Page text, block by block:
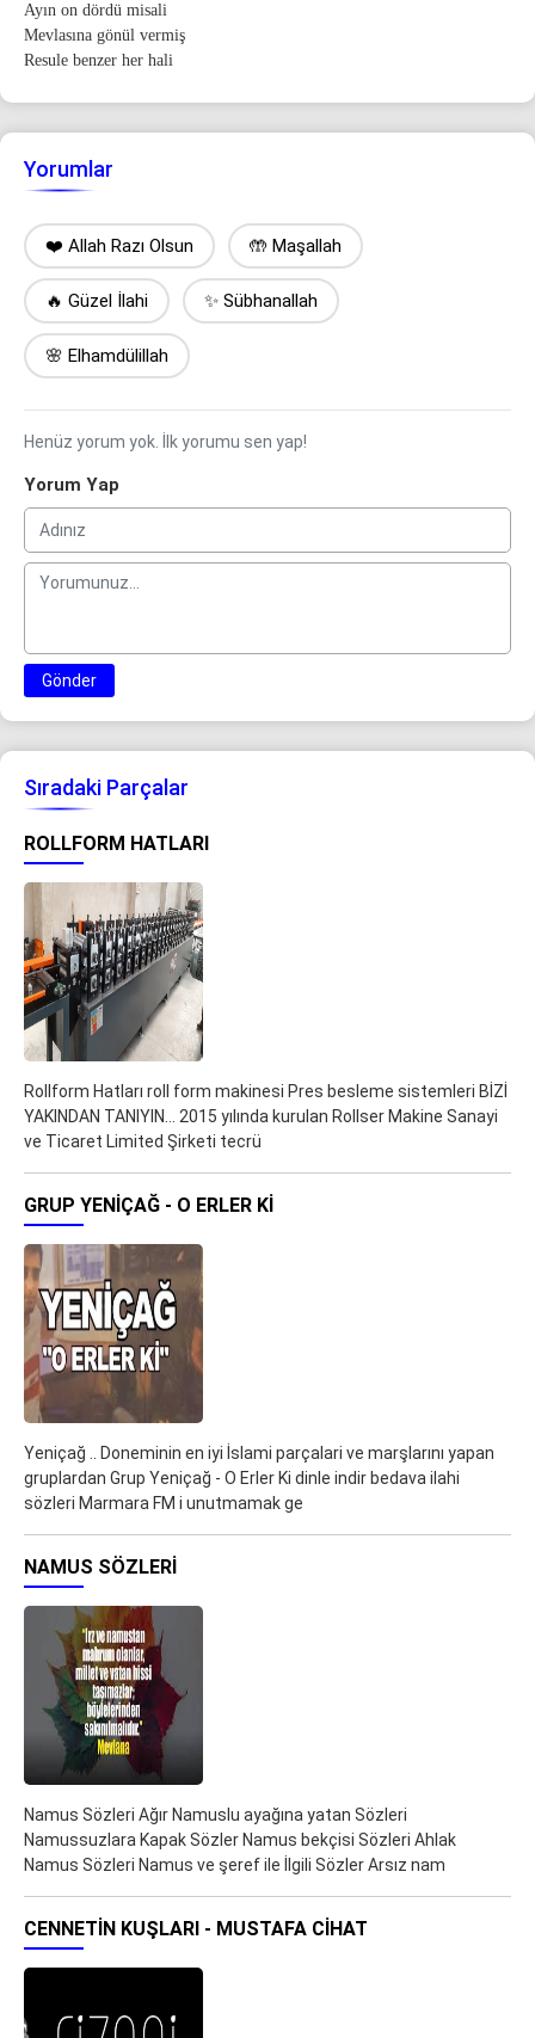
Ayın on dördü misali
Mevlasına gönül vermiş
Resule benzer her hali
Yorumlar
❤️ Allah Razı Olsun 🤲 Maşallah
🔥 Güzel İlahi ✨ Sübhanallah
🌸 Elhamdülillah
Henüz yorum yok. İlk yorumu sen yap!
Yorum Yap
Gönder
Sıradaki Parçalar
ROLLFORM HATLARI
Rollform Hatları roll form makinesi Pres besleme sistemleri BİZİ
YAKINDAN TANIYIN... 2015 yılında kurulan Rollser Makine Sanayi
ve Ticaret Limited Şirketi tecrü
GRUP YENIÇAĞ - O ERLER KI
Yeniçağ .. Doneminin en iyi İslami parçalari ve marşlarını yapan
gruplardan Grup Yeniçağ - O Erler Ki dinle indir bedava ilahi
sözleri Marmara FM i unutmamak ge
NAMUS SÖZLERI
Namus Sözleri Ağır Namuslu ayağına yatan Sözleri
Namussuzlara Kapak Sözler Namus bekçisi Sözleri Ahlak
Namus Sözleri Namus ve şeref ile İlgili Sözler Arsız nam
CENNETIN KUŞLARI - MUSTAFA CIHAT